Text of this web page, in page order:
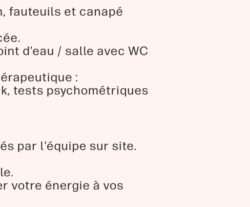
fauteuils et canapé
d'eau / salle avec WC
:
tests psychométriques
par l'équipe sur site.
votre énergie à vos